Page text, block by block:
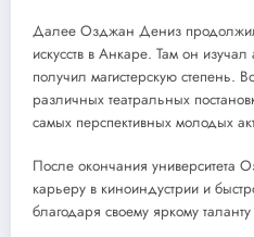
Далее Озджан Дениз продолжил
искусств в Анкаре. Там он изучал
получил магистерскую степень.
различных театральных
самых перспективных молодых
После окончания
карьеру в киноиндустрии и
благодаря своему яркому